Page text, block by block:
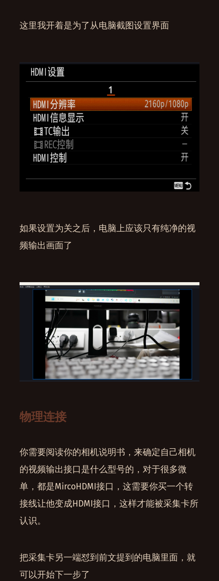
这里我开着是为了从电脑截图设置界面
如果设置为关之后，电脑上应该只有纯净的视
频输出画面了
物理连接
你需要阅读你的相机说明书，来确定自己相机
的视频输出接口是什么型号的，对于很多微
单，都是MircoHDMI接口，这需要你买一个转
接线让他变成HDMI接口，这样才能被采集卡所
认识。
把采集卡另一端怼到前文提到的电脑里面，就
可以开始下一步了